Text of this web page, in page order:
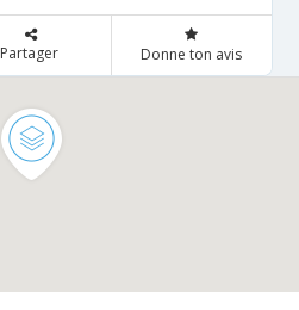
Partager Donne ton avis